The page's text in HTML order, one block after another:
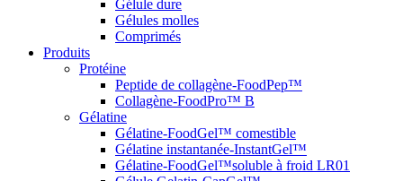
Gélule dure
Gélules molles
Comprimés
Produits
Protéine
Peptide de collagène-FoodPep™
Collagène-FoodPro™ B
Gélatine
Gélatine-FoodGel™ comestible
Gélatine instantanée-InstantGel™
Gélatine-FoodGel™soluble à froid LR01